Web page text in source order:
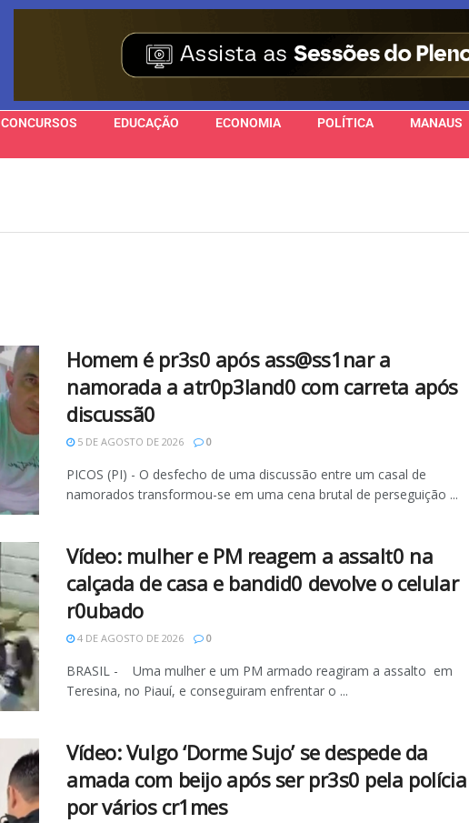
CONCURSOS EDUCAÇÃO ECONOMIA POLÍTICA MANAUS
Homem é pr3s0 após ass@ss1nar a
namorada a atr0p3land0 com carreta após
discussã0
5 DE AGOSTO DE 2026 0
PICOS (PI) - O desfecho de uma discussão entre um casal de
namorados transformou-se em uma cena brutal de perseguição ...
Vídeo: mulher e PM reagem a assalt0 na
calçada de casa e bandid0 devolve o celular
r0ubado
4 DE AGOSTO DE 2026 0
BRASIL - Uma mulher e um PM armado reagiram a assalto em
Teresina, no Piauí, e conseguiram enfrentar o ...
Vídeo: Vulgo ‘Dorme Sujo’ se despede da
amada com beijo após ser pr3s0 pela polícia
por vários cr1mes